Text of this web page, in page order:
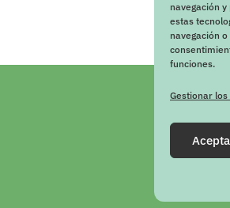
navegación
estas
navegación
funciones.
Gestionar